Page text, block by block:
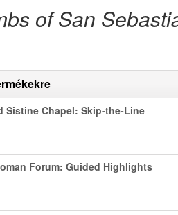
of San
Sistine Chapel: Skip-the-Line
Forum: Guided Highlights